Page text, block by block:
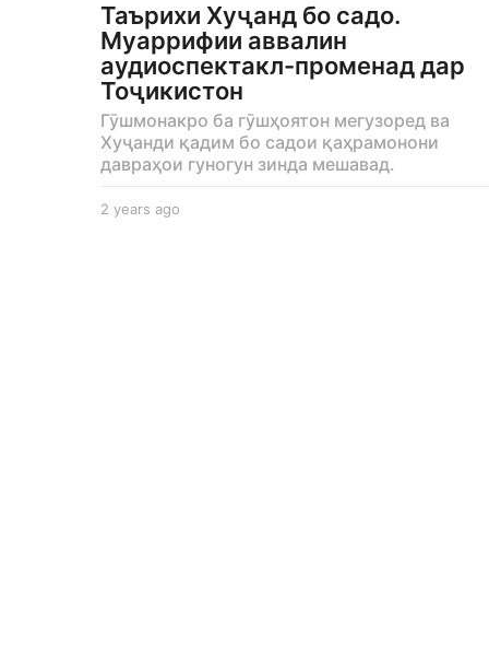
Таърихи Хуҷанд бо садо.
Муаррифии аввалин
аудиоспектакл-променад дар
Тоҷикистон
Гӯшмонакро ба гӯшҳоятон мегузоред ва
Хуҷанди қадим бо садои қаҳрамонони
давраҳои гуногун зинда мешавад.
2 years ago